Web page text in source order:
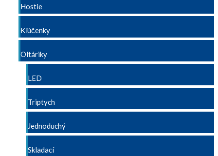
Hostie
Kľúčenky
Oltáriky
LED
Triptych
Jednoduchý
Skladací